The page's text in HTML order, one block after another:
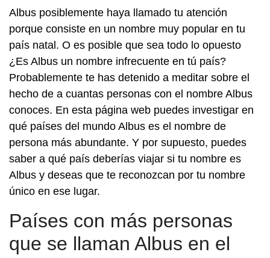
Albus posiblemente haya llamado tu atención
porque consiste en un nombre muy popular en tu
país natal. O es posible que sea todo lo opuesto
¿Es Albus un nombre infrecuente en tú país?
Probablemente te has detenido a meditar sobre el
hecho de a cuantas personas con el nombre Albus
conoces. En esta página web puedes investigar en
qué países del mundo Albus es el nombre de
persona más abundante. Y por supuesto, puedes
saber a qué país deberías viajar si tu nombre es
Albus y deseas que te reconozcan por tu nombre
único en ese lugar.
Países con más personas
que se llaman Albus en el